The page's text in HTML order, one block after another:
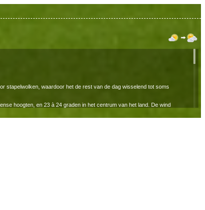
stapelwolken, waardoor het de rest van de dag wisselend tot soms
hoogten, en 23 à 24 graden in het centrum van het land. De wind